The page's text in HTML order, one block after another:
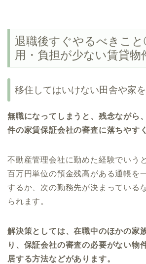
退職後すぐやるべきこ
用・負担が少ない賃貸物
移住してはいけない田舎や家
無職になってしまうと、残念ながら
件の家賃保証会社の審査に落ちやす
不動産管理会社に勤めた経験でいう
百万円単位の預金残高がある通帳を
するか、次の勤務先が決まっている
られます。
解決策としては、在職中のほかの家
り、保証会社の審査の必要がない物
居する方法などがあります。